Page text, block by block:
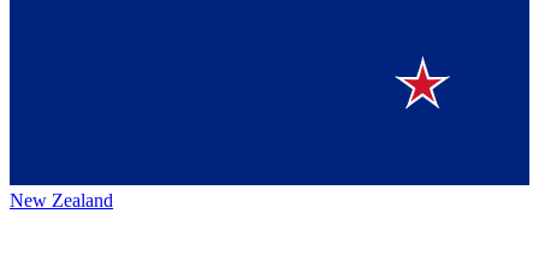
New Zealand